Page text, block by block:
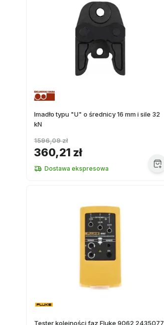
Imadło typu "U" o średnicy 16 mm i sile 32
kN
360,21 zł
1596,09 zł
Dostawa ekspresowa
Tester kolejności faz Fluke 9062 2435077